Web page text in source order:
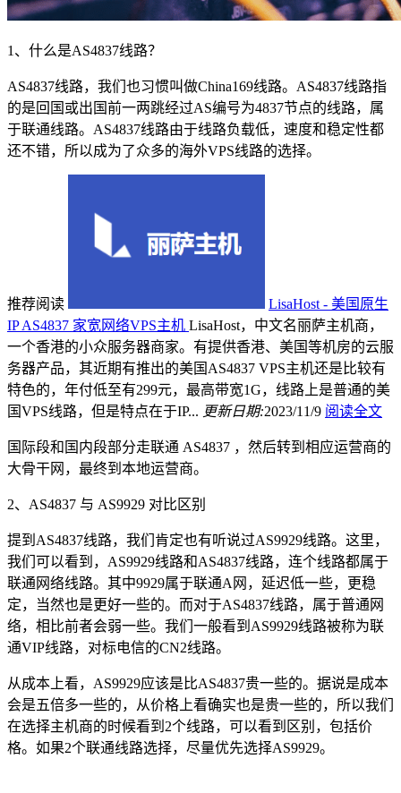
1、什么是AS4837线路？
AS4837线路，我们也习惯叫做China169线路。AS4837线路指
的是回国或出国前一两跳经过AS编号为4837节点的线路，属
于联通线路。AS4837线路由于线路负载低，速度和稳定性都
还不错，所以成为了众多的海外VPS线路的选择。
推荐阅读
LisaHost - 美国原生
IP AS4837 家宽网络VPS主机 LisaHost，中文名丽萨主机商，
一个香港的小众服务器商家。有提供香港、美国等机房的云服
务器产品，其近期有推出的美国AS4837 VPS主机还是比较有
特色的，年付低至有299元，最高带宽1G，线路上是普通的美
国VPS线路，但是特点在于IP... 更新日期:2023/11/9 阅读全文
国际段和国内段部分走联通 AS4837 ，然后转到相应运营商的
大骨干网，最终到本地运营商。
2、AS4837 与 AS9929 对比区别
提到AS4837线路，我们肯定也有听说过AS9929线路。这里，
我们可以看到，AS9929线路和AS4837线路，连个线路都属于
联通网络线路。其中9929属于联通A网，延迟低一些，更稳
定，当然也是更好一些的。而对于AS4837线路，属于普通网
络，相比前者会弱一些。我们一般看到AS9929线路被称为联
通VIP线路，对标电信的CN2线路。
从成本上看，AS9929应该是比AS4837贵一些的。据说是成本
会是五倍多一些的，从价格上看确实也是贵一些的，所以我们
在选择主机商的时候看到2个线路，可以看到区别，包括价
格。如果2个联通线路选择，尽量优先选择AS9929。